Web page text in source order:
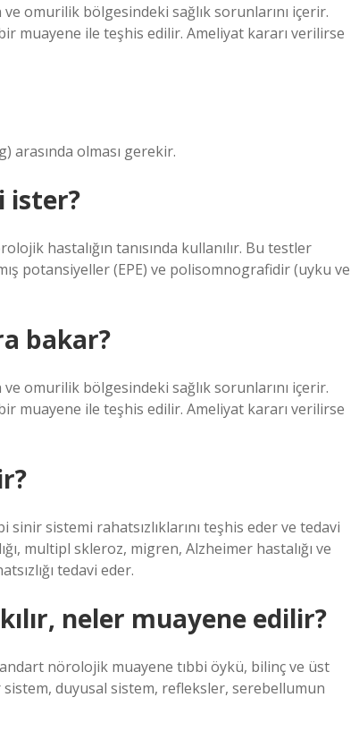
omurilik bölgesindeki sağlık sorunlarını içerir.
muayene ile teşhis edilir. Ameliyat kararı verilirse
arasında olması gerekir.
ister?
hastalığın tanısında kullanılır. Bu testler
potansiyeller (EPE) ve polisomnografidir (uyku ve
bakar?
omurilik bölgesindeki sağlık sorunlarını içerir.
muayene ile teşhis edilir. Ameliyat kararı verilirse
sistemi rahatsızlıklarını teşhis eder ve tedavi
multipl skleroz, migren, Alzheimer hastalığı ve
tedavi eder.
neler muayene edilir?
nörolojik muayene tıbbi öykü, bilinç ve üst
duyusal sistem, refleksler, serebellumun